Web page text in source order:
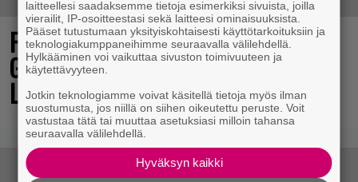
Final Fantasy VII Revelation näytillä
Gamescom-messujen Opening Night
Live -tapahtumassa
laitteellesi saadaksemme tietoja esimerkiksi sivuista, joilla
vierailit, IP-osoitteestasi sekä laitteesi ominaisuuksista.
Pääset tutustumaan yksityiskohtaisesti käyttötarkoituksiin ja
teknologiakumppaneihimme seuraavalla välilehdellä.
Hylkääminen voi vaikuttaa sivuston toimivuuteen ja
käytettävyyteen.
Jotkin teknologiamme voivat käsitellä tietoja myös ilman
suostumusta, jos niillä on siihen oikeutettu peruste. Voit
vastustaa tätä tai muuttaa asetuksiasi milloin tahansa
seuraavalla välilehdellä.
Hyväksyn kaikki